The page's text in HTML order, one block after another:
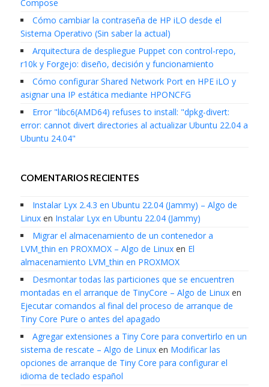
Compose
Cómo cambiar la contraseña de HP iLO desde el
Sistema Operativo (Sin saber la actual)
Arquitectura de despliegue Puppet con control-repo,
r10k y Forgejo: diseño, decisión y funcionamiento
Cómo configurar Shared Network Port en HPE iLO y
asignar una IP estática mediante HPONCFG
Error "libc6(AMD64) refuses to install: "dpkg-divert:
error: cannot divert directories al actualizar Ubuntu 22.04 a
Ubuntu 24.04"
COMENTARIOS RECIENTES
Instalar Lyx 2.4.3 en Ubuntu 22.04 (Jammy) – Algo de
Linuxen Instalar Lyx en Ubuntu 22.04 (Jammy)
Migrar el almacenamiento de un contenedor a
LVM_thin en PROXMOX – Algo de Linuxen El
almacenamiento LVM_thin en PROXMOX
Desmontar todas las particiones que se encuentren
montadas en el arranque de TinyCore – Algo de Linuxen
Ejecutar comandos al final del proceso de arranque de
Tiny Core Pure o antes del apagado
Agregar extensiones a Tiny Core para convertirlo en un
sistema de rescate – Algo de Linuxen Modificar las
opciones de arranque de Tiny Core para configurar el
idioma de teclado español